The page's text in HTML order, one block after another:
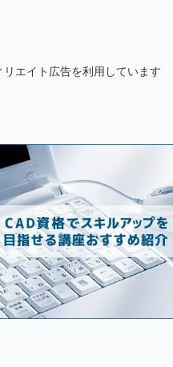
リエイト広告を利用しています